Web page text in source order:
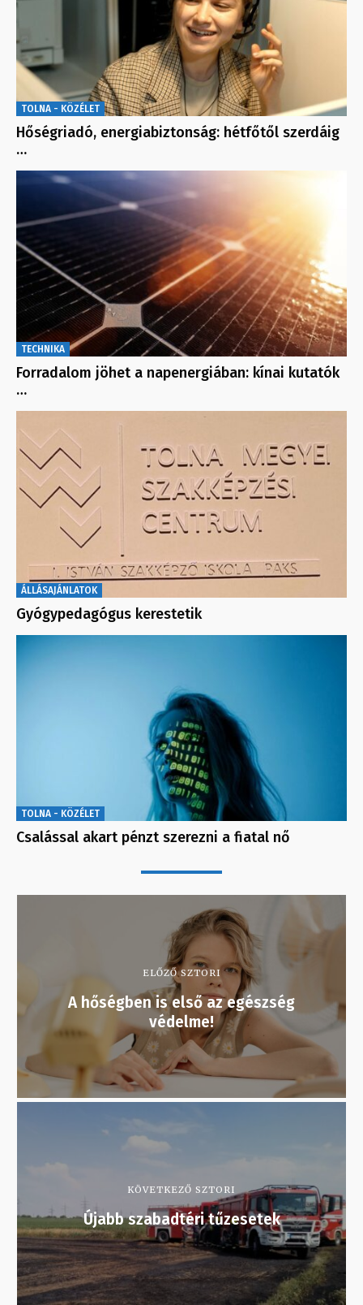
TOLNA - KÖZÉLET
Hőségriadó, energiabiztonság: hétfőtől szerdáig
…
TECHNIKA
Forradalom jöhet a napenergiában: kínai kutatók
…
ÁLLÁSAJÁNLATOK
Gyógypedagógus kerestetik
TOLNA - KÖZÉLET
Csalással akart pénzt szerezni a fiatal nő
ELŐZŐ SZTORI
A hőségben is első az egészség
védelme!
KÖVETKEZŐ SZTORI
Újabb szabadtéri tűzesetek